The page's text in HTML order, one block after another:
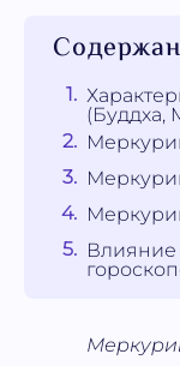
(Буддха,
Влияние